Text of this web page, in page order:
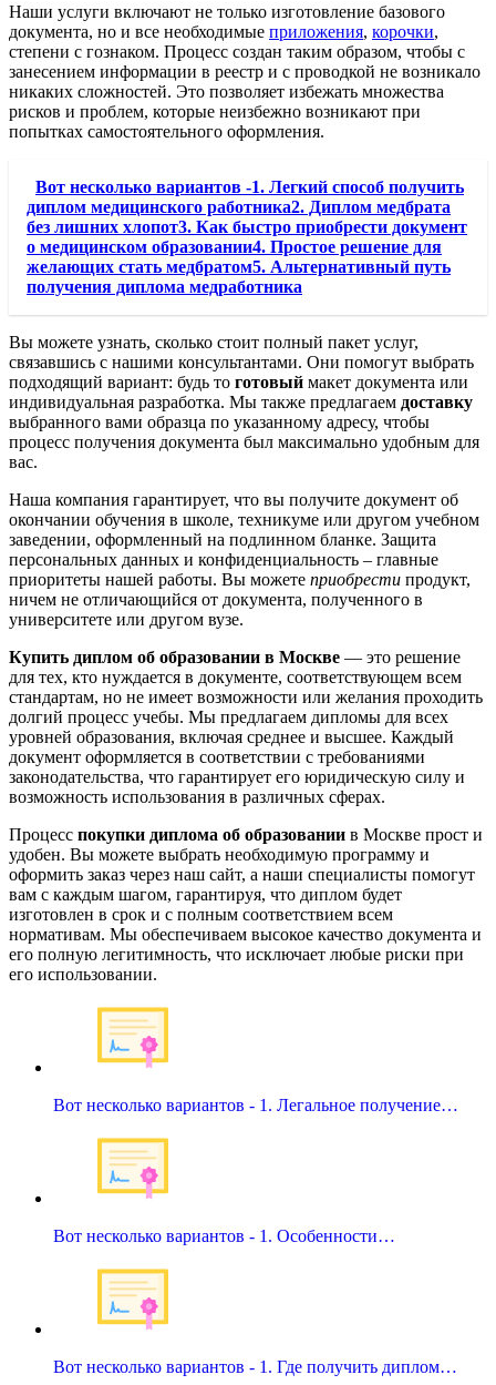
Наши услуги включают не только изготовление базового
документа, но и все необходимые приложения, корочки,
степени с гознаком. Процесс создан таким образом, чтобы с
занесением информации в реестр и с проводкой не возникало
никаких сложностей. Это позволяет избежать множества
рисков и проблем, которые неизбежно возникают при
попытках самостоятельного оформления.
Вот несколько вариантов -1. Легкий способ получить
диплом медицинского работника2. Диплом медбрата
без лишних хлопот3. Как быстро приобрести документ
о медицинском образовании4. Простое решение для
желающих стать медбратом5. Альтернативный путь
получения диплома медработника
Вы можете узнать, сколько стоит полный пакет услуг,
связавшись с нашими консультантами. Они помогут выбрать
подходящий вариант: будь то готовый макет документа или
индивидуальная разработка. Мы также предлагаем доставку
выбранного вами образца по указанному адресу, чтобы
процесс получения документа был максимально удобным для
вас.
Наша компания гарантирует, что вы получите документ об
окончании обучения в школе, техникуме или другом учебном
заведении, оформленный на подлинном бланке. Защита
персональных данных и конфиденциальность – главные
приоритеты нашей работы. Вы можете приобрести продукт,
ничем не отличающийся от документа, полученного в
университете или другом вузе.
Купить диплом об образовании в Москве — это решение
для тех, кто нуждается в документе, соответствующем всем
стандартам, но не имеет возможности или желания проходить
долгий процесс учебы. Мы предлагаем дипломы для всех
уровней образования, включая среднее и высшее. Каждый
документ оформляется в соответствии с требованиями
законодательства, что гарантирует его юридическую силу и
возможность использования в различных сферах.
Процесс покупки диплома об образовании в Москве прост и
удобен. Вы можете выбрать необходимую программу и
оформить заказ через наш сайт, а наши специалисты помогут
вам с каждым шагом, гарантируя, что диплом будет
изготовлен в срок и с полным соответствием всем
нормативам. Мы обеспечиваем высокое качество документа и
его полную легитимность, что исключает любые риски при
его использовании.
Вот несколько вариантов - 1. Легальное получение…
Вот несколько вариантов - 1. Особенности…
Вот несколько вариантов - 1. Где получить диплом…